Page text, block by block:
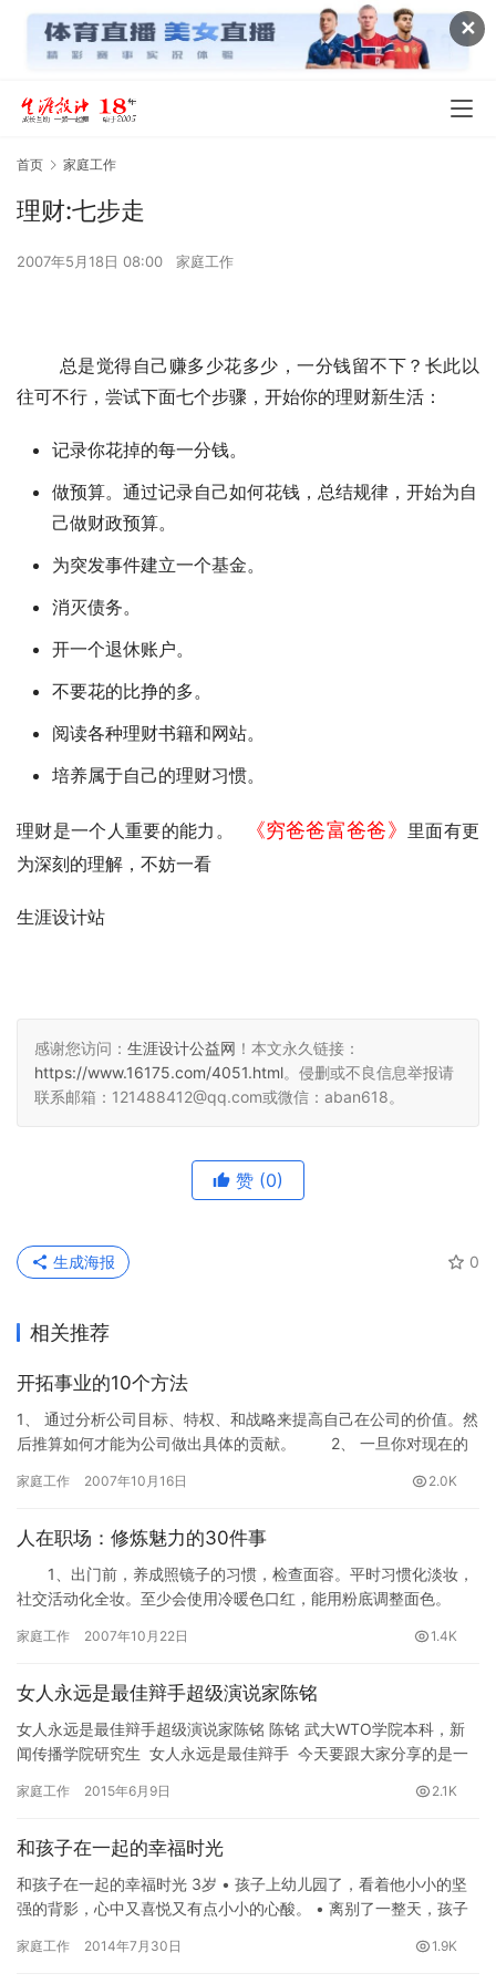
✕
首页 家庭工作
理财:七步走
2007年5月18日 08:00 家庭工作
总是觉得自己赚多少花多少，一分钱留不下？长此以
往可不行，尝试下面七个步骤，开始你的理财新生活：
记录你花掉的每一分钱。
做预算。通过记录自己如何花钱，总结规律，开始为自
己做财政预算。
为突发事件建立一个基金。
消灭债务。
开一个退休账户。
不要花的比挣的多。
阅读各种理财书籍和网站。
培养属于自己的理财习惯。
理财是一个人重要的能力。 《穷爸爸富爸爸》 里面有更
为深刻的理解，不妨一看
生涯设计站
感谢您访问： 生涯设计公益网 ！本文永久链接：
https://www.16175.com/4051.html。侵删或不良信息举报请
联系邮箱：121488412@qq.com或微信：aban618。
赞 (0)
0
生成海报
相关推荐
开拓事业的10个方法
1、 通过分析公司目标、特权、和战略来提高自己在公司的价值。然
后推算如何才能为公司做出具体的贡献。 2、 一旦你对现在的
家庭工作 2007年10月16日 2.0K
人在职场：修炼魅力的30件事
1、出门前，养成照镜子的习惯，检查面容。平时习惯化淡妆，
社交活动化全妆。至少会使用冷暖色口红，能用粉底调整面色。
臭、…
家庭工作 2007年10月22日 1.4K
女人永远是最佳辩手超级演说家陈铭
女人永远是最佳辩手超级演说家陈铭 陈铭 武大WTO学院本科，新
闻传播学院研究生 女人永远是最佳辩手 今天要跟大家分享的是一
家庭工作 2015年6月9日 2.1K
和孩子在一起的幸福时光
和孩子在一起的幸福时光 3岁 • 孩子上幼儿园了，看着他小小的坚
强的背影，心中又喜悦又有点小小的心酸。 • 离别了一整天，孩子
家庭工作 2014年7月30日 1.9K